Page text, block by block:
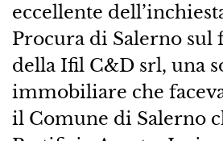
eccellente
Procura di Salerno sul
della Ifil C&D srl, una
immobiliare che
il Comune di Salerno